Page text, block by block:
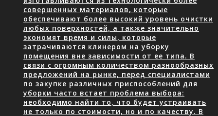
совершенных материалов, которые
обеспечивают более высокий уровень очистки
любых поверхностей, а также значительно
экономят время и силы, которые
затрачиваются клинером на уборку
помещения вне зависимости от ее типа. В
связи с огромным количеством разнообразных
предложений на рынке, перед специалистами
по закупке различных приспособлений для
уборки часто встает проблема выбора:
необходимо найти то, что будет устраивать
не только по стоимости, но и по качеству. В